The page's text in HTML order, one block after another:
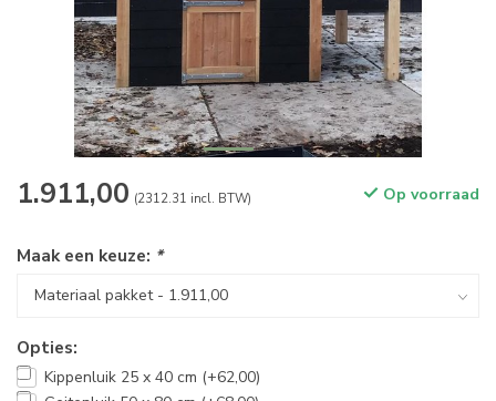
1.911,00 (2312.31 incl. BTW) Op voorraad
Maak een keuze: *
Opties:
Kippenluik 25 x 40 cm (+62,00)